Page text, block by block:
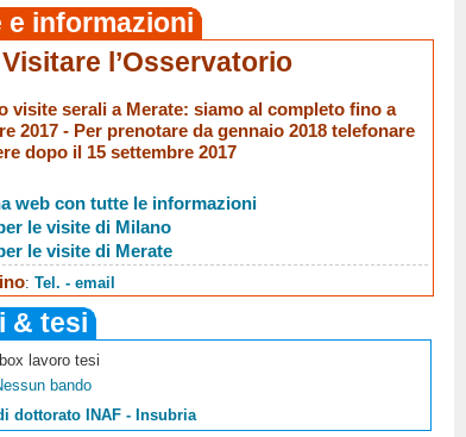
e informazioni
Visitare l’Osservatorio
visite serali a Merate: siamo al completo fino a
2017 - Per prenotare da gennaio 2018 telefonare
dopo il 15 settembre 2017
web con tutte le informazioni
le visite di Milano
le visite di Merate
:Tel. - email
& tesi
bando
dottorato INAF - Insubria